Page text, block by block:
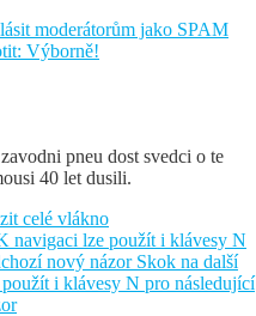
moderátorům jako SPAM
Výborně!
pneu dost svedci o te
40 let dusili.
celé vlákno
navigaci lze použít i klávesy N
nový názor Skok na další
i klávesy N pro následující